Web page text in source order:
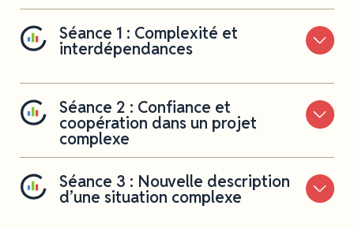
Séance 1 : Complexité et
interdépendances
Séance 2 : Confiance et
coopération dans un projet
complexe
Séance 3 : Nouvelle description
d’une situation complexe